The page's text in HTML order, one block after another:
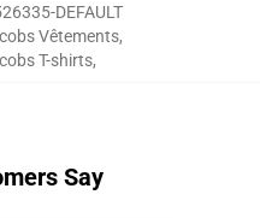
DEFAULT
Vêtements,
T-shirts,
Say